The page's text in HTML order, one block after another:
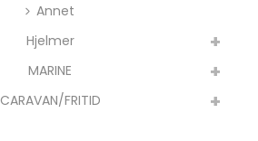
Annet
Hjelmer
MARINE
CARAVAN/FRITID